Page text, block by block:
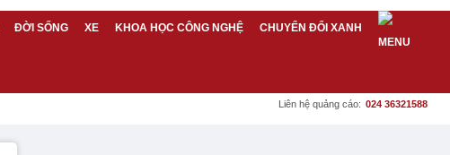
ĐỜI SỐNG XE KHOA HỌC CÔNG NGHỆ CHUYỂN ĐỔI XANH
Liên hệ quảng cáo: 024 36321588